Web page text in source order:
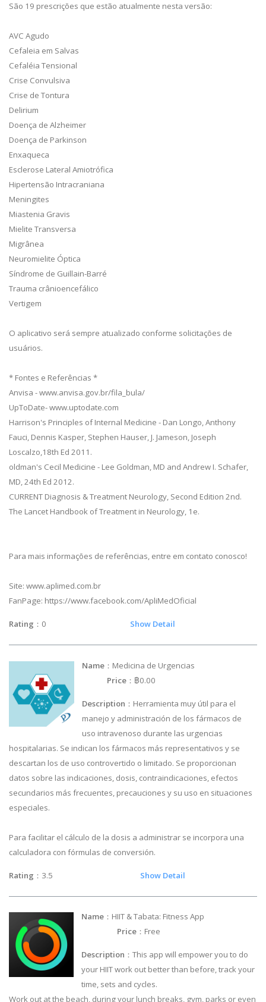
São 19 prescrições que estão atualmente nesta versão:
AVC Agudo
Cefaleia em Salvas
Cefaléia Tensional
Crise Convulsiva
Crise de Tontura
Delirium
Doença de Alzheimer
Doença de Parkinson
Enxaqueca
Esclerose Lateral Amiotrófica
Hipertensão Intracraniana
Meningites
Miastenia Gravis
Mielite Transversa
Migrânea
Neuromielite Óptica
Síndrome de Guillain-Barré
Trauma crânioencefálico
Vertigem
O aplicativo será sempre atualizado conforme solicitações de
usuários.
* Fontes e Referências *
Anvisa - www.anvisa.gov.br/fila_bula/
UpToDate- www.uptodate.com
Harrison's Principles of Internal Medicine - Dan Longo, Anthony
Fauci, Dennis Kasper, Stephen Hauser, J. Jameson, Joseph
Loscalzo,18th Ed 2011.
oldman's Cecil Medicine - Lee Goldman, MD and Andrew I. Schafer,
MD, 24th Ed 2012.
CURRENT Diagnosis & Treatment Neurology, Second Edition 2nd.
The Lancet Handbook of Treatment in Neurology, 1e.
Para mais informações de referências, entre em contato conosco!
Site: www.aplimed.com.br
FanPage: https://www.facebook.com/ApliMedOficial
Rating ：0 Show Detail
Name ：Medicina de Urgencias
Price ：฿0.00
Description ：Herramienta muy útil para el
manejo y administración de los fármacos de
uso intravenoso durante las urgencias
hospitalarias. Se indican los fármacos más representativos y se
descartan los de uso controvertido o limitado. Se proporcionan
datos sobre las indicaciones, dosis, contraindicaciones, efectos
secundarios más frecuentes, precauciones y su uso en situaciones
especiales.
Para facilitar el cálculo de la dosis a administrar se incorpora una
calculadora con fórmulas de conversión.
Rating ：3.5 Show Detail
Name ：HIIT & Tabata: Fitness App
Price ：Free
Description ：This app will empower you to do
your HIIT work out better than before, track your
time, sets and cycles.
Work out at the beach, during your lunch breaks, gym, parks or even